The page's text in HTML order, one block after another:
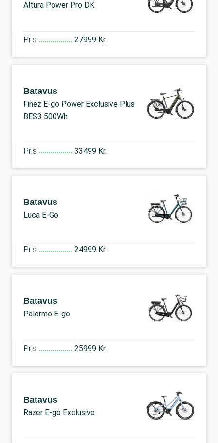
Altura Power Pro DK
Pris 27999 Kr.
Batavus
Finez E-go Power Exclusive Plus
BES3 500Wh
Pris 33499 Kr.
Batavus
Luca E-Go
Pris 24999 Kr.
Batavus
Palermo E-go
Pris 25999 Kr.
Batavus
Razer E-go Exclusive